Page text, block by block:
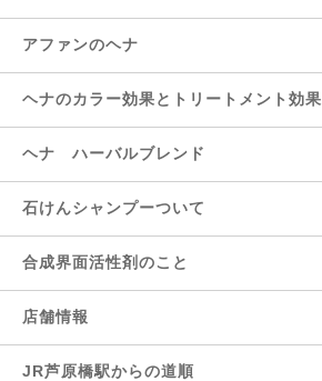
アファンのヘナ
ヘナのカラー効果とトリートメント効果
ヘナ ハーバルブレンド
石けんシャンプーついて
合成界面活性剤のこと
店舗情報
JR芦原橋駅からの道順